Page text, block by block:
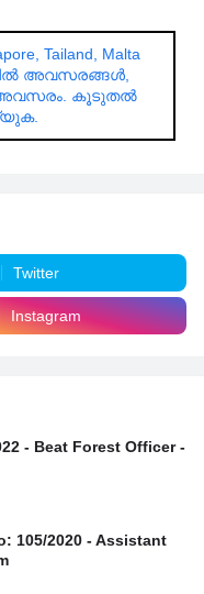
Tailand, Malta
അവസരങ്ങൾ,
അവസരം. കൂടുതൽ
Twitter
Instagram
- Beat Forest Officer -
105/2020 - Assistant